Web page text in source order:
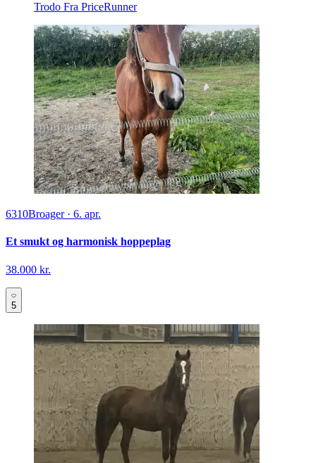
Trodo Fra PriceRunner
6310Broager· 6. apr.
Et smukt og harmonisk hoppeplag
38.000 kr.
5